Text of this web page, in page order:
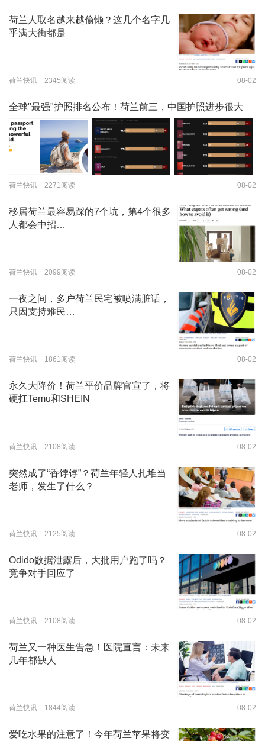
荷兰人取名越来越偷懒？这几个名字几
乎满大街都是
荷兰快讯 2345阅读 08-02
全球"最强"护照排名公布！荷兰前三，中国护照进步很大
荷兰快讯 2271阅读 08-02
移居荷兰最容易踩的7个坑，第4个很多
人都会中招…
荷兰快讯 2099阅读 08-02
一夜之间，多户荷兰民宅被喷满脏话，
只因支持难民…
荷兰快讯 1861阅读 08-02
永久大降价！荷兰平价品牌官宣了，将
硬扛Temu和SHEIN
荷兰快讯 2108阅读 08-02
突然成了“香饽饽”？荷兰年轻人扎堆当
老师，发生了什么？
荷兰快讯 2125阅读 08-02
Odido数据泄露后，大批用户跑了吗？
竞争对手回应了
荷兰快讯 2108阅读 08-02
荷兰又一种医生告急！医院直言：未来
几年都缺人
荷兰快讯 1844阅读 08-02
爱吃水果的注意了！今年荷兰苹果将变